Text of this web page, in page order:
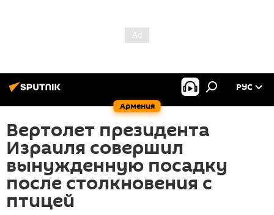
Армения
РУС
Вертолет президента
Израиля совершил
вынужденную посадку
после столкновения с
птицей